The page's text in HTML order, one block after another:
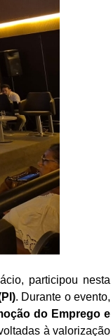
participou nesta
. Durante o evento,
do Emprego e
à valorização